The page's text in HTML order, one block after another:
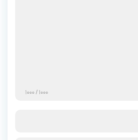
1000
/ 1000